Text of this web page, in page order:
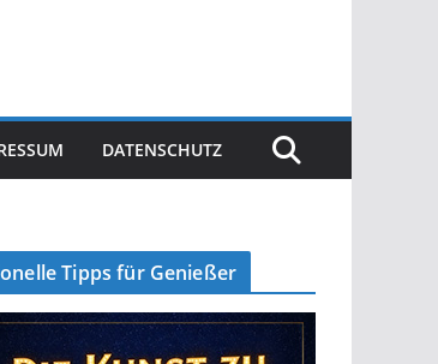
DATENSCHUTZ
Tipps für Genießer